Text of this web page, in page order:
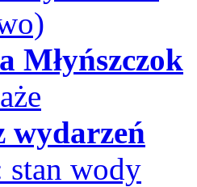
Młyńszczok
wydarzeń
wody